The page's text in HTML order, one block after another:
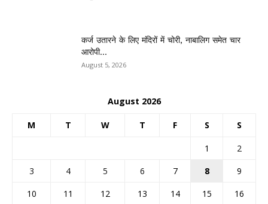
कर्ज उतारने के लिए मंदिरों में चोरी, नाबालिग समेत चार
आरोपी...
August 5, 2026
August 2026
M T W T F S S
1
2
3
4 5 6 7 8
9
10
11 12 13 14 15
16